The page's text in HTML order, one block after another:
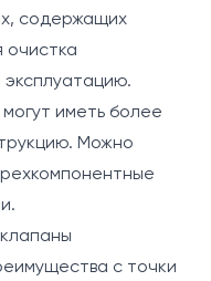
содержащих
очистка
иметь более
Можно
с точки